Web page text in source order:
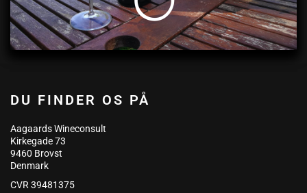
DU FINDER OS PÅ
Aagaards Wineconsult
Kirkegade 73
9460 Brovst
Denmark
CVR 39481375